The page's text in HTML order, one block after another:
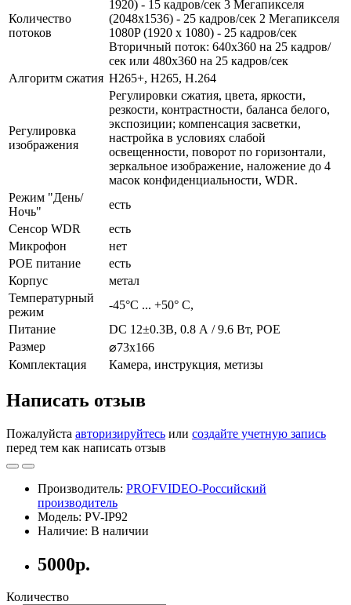
Количество
потоков
1920) - 15 кадров/сек 3 Мегапикселя
(2048x1536) - 25 кадров/сек 2 Мегапикселя
1080P (1920 х 1080) - 25 кадров/сек
Вторичный поток: 640х360 на 25 кадров/
сек или 480х360 на 25 кадров/сек
Алгоритм сжатия H265+, H265, H.264
Регулировка
изображения
Регулировки сжатия, цвета, яркости,
резкости, контрастности, баланса белого,
экспозиции; компенсация засветки,
настройка в условиях слабой
освещенности, поворот по горизонтали,
зеркальное изображение, наложение до 4
масок конфиденциальности, WDR.
Режим "День/
Ночь"
есть
Сенсор WDR
есть
Микрофон
нет
POE питание
есть
Корпус
метал
Температурный
режим
-45°С ... +50° С,
Питание
DC 12±0.3В, 0.8 А / 9.6 Вт, POE
Размер
⌀73х166
Комплектация
Камера, инструкция, метизы
Написать отзыв
Пожалуйста авторизируйтесь или создайте учетную запись
перед тем как написать отзыв
Производитель: PROFVIDEO-Российский
производитель
Модель: PV-IP92
Наличие: В наличии
5000р.
Количество